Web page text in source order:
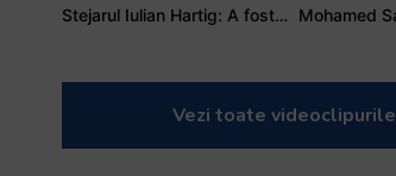
Stejarul Iulian Hartig: A fost un turneu care a unit mai mult echipa
Vezi toate videoclipurile